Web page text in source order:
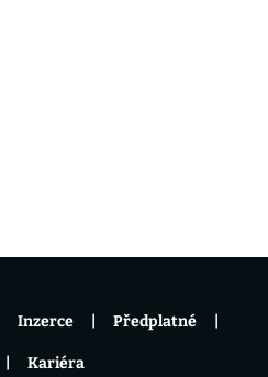
Inzerce Předplatné
Kariéra